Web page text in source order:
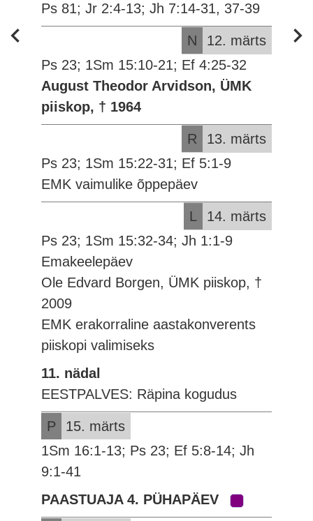
Ps 81; Jr 2:4-13; Jh 7:14-31, 37-39
N
12. märts
Ps 23; 1Sm 15:10-21; Ef 4:25-32
August Theodor Arvidson, ÜMK
piiskop, † 1964
R
13. märts
Ps 23; 1Sm 15:22-31; Ef 5:1-9
EMK vaimulike õppepäev
L
14. märts
Ps 23; 1Sm 15:32-34; Jh 1:1-9
Emakeelepäev
Ole Edvard Borgen, ÜMK piiskop, †
2009
EMK erakorraline aastakonverents
piiskopi valimiseks
11. nädal
EESTPALVES: Räpina kogudus
P
15. märts
1Sm 16:1-13; Ps 23; Ef 5:8-14; Jh
9:1-41
PAASTUAJA 4. PÜHAPÄEV